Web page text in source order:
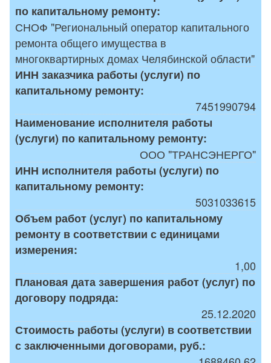
по капитальному ремонту:
СНОФ "Региональный оператор капитального
ремонта общего имущества в
многоквартирных домах Челябинской области"
ИНН заказчика работы (услуги) по
капитальному ремонту:
7451990794
Наименование исполнителя работы
(услуги) по капитальному ремонту:
ООО "ТРАНСЭНЕРГО"
ИНН исполнителя работы (услуги) по
капитальному ремонту:
5031033615
Объем работ (услуг) по капитальному
ремонту в соответствии с единицами
измерения:
1,00
Плановая дата завершения работ (услуг) по
договору подряда:
25.12.2020
Стоимость работы (услуги) в соответствии
с заключенными договорами, руб.: